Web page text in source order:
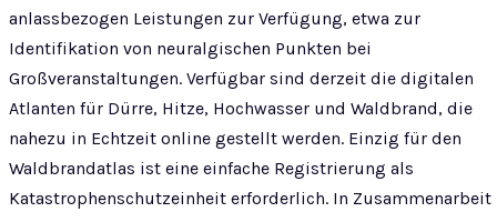
anlassbezogen Leistungen zur Verfügung, etwa zur
Identifikation von neuralgischen Punkten bei
Großveranstaltungen. Verfügbar sind derzeit die digitalen
Atlanten für Dürre, Hitze, Hochwasser und Waldbrand, die
nahezu in Echtzeit online gestellt werden. Einzig für den
Waldbrandatlas ist eine einfache Registrierung als
Katastrophenschutzeinheit erforderlich. In Zusammenarbeit